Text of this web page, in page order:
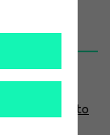
search to